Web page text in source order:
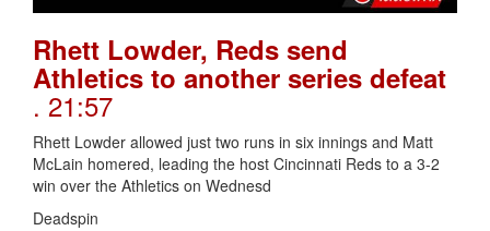
Rhett Lowder, Reds send
Athletics to another series defeat
. 21:57
Rhett Lowder allowed just two runs in six innings and Matt
McLain homered, leading the host Cincinnati Reds to a 3-2
win over the Athletics on Wednesd
Deadspin